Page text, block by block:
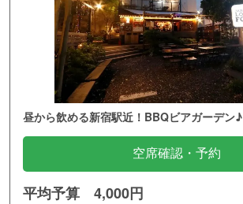
昼から飲める新宿駅近！BBQビアガーデン♪
空席確認・予約
平均予算 4,000円